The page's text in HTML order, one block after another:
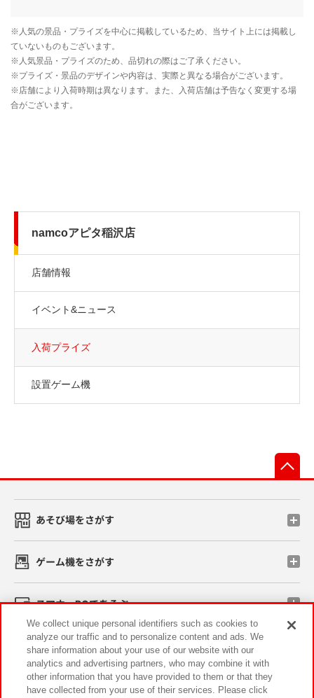
namcoアピタ稲沢店
店舗情報
イベント&ニュース
入荷プライズ
設置ゲーム機
あそび場をさがす
ゲーム機をさがす
スマホ・PCであそぶ
イベント・キャンペーン
We collect unique personal identifiers such as cookies to
analyze our traffic and to personalize content and ads. We
share information about your use of our website with our
analytics and advertising partners, who may combine it with
other information that you have provided to them or that they
have collected from your use of their services. Please click